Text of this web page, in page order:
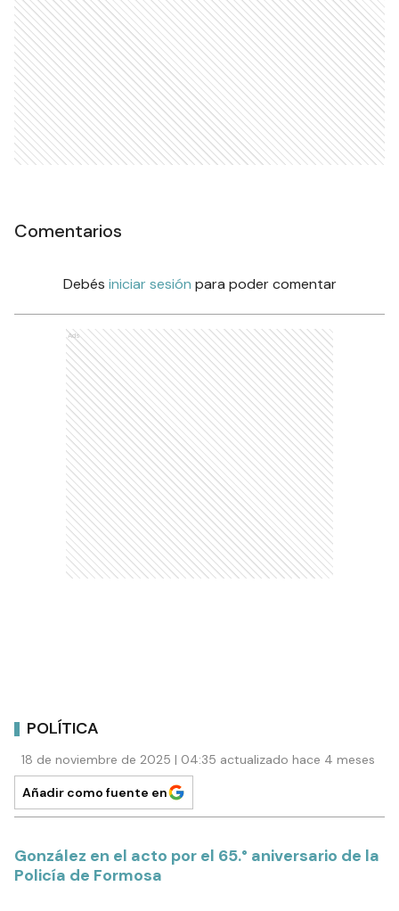
Comentarios
Debés iniciar sesión para poder comentar
Ads
POLÍTICA
18 de noviembre de 2025 | 04:35 actualizado hace 4 meses
Añadir como fuente en
González en el acto por el 65.° aniversario de la
Policía de Formosa